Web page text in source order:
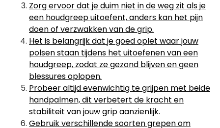
Zorg ervoor dat je duim niet in de weg zit als je
een houdgreep uitoefent, anders kan het pijn
doen of verzwakken van de grip.
Het is belangrijk dat je goed oplet waar jouw
polsen staan tijdens het uitoefenen van een
houdgreep, zodat ze gezond blijven en geen
blessures oplopen.
Probeer altijd evenwichtig te grijpen met beide
handpalmen, dit verbetert de kracht en
stabiliteit van jouw grip aanzienlijk.
Gebruik verschillende soorten grepen om